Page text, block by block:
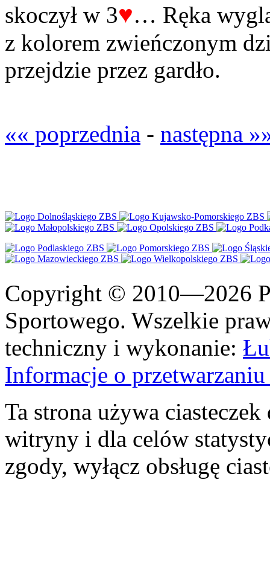
skoczył w 3♥… Ręka
z kolorem zwieńczonym
przejdzie przez gardło.
«« poprzednia - następna
Copyright © 2010—2026
Sportowego. Wszelkie
techniczny i wykonanie:
Informacje o
Ta strona używa
witryny i dla celów
zgody, wyłącz obsługę